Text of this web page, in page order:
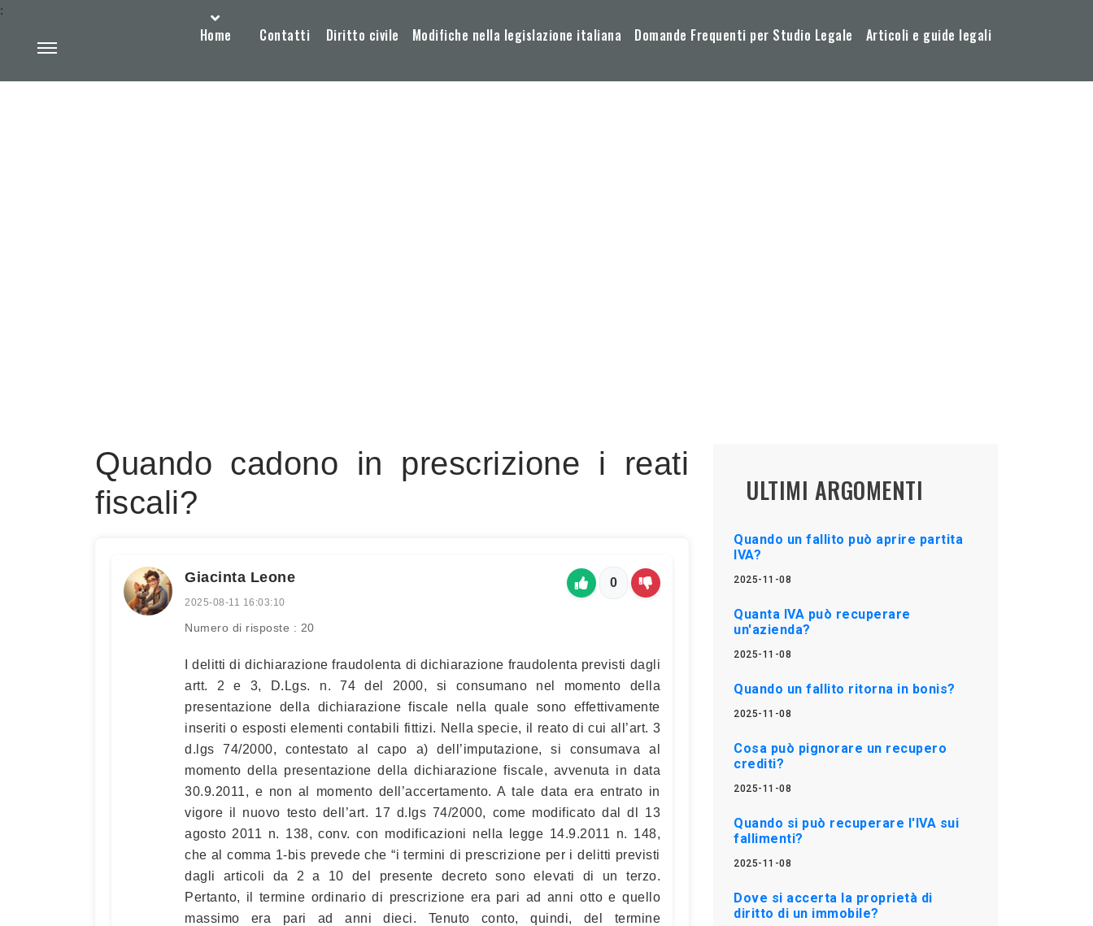
Home Contatti Diritto civile Modifiche nella legislazione italiana Domande Frequenti per Studio Legale Articoli e guide legali
:
Quando cadono in prescrizione i reati
fiscali?
Giacinta Leone
2025-08-11 16:03:10
Numero di risposte : 20
0
I delitti di dichiarazione fraudolenta di dichiarazione fraudolenta previsti dagli
artt. 2 e 3, D.Lgs. n. 74 del 2000, si consumano nel momento della
presentazione della dichiarazione fiscale nella quale sono effettivamente
inseriti o esposti elementi contabili fittizi. Nella specie, il reato di cui all’art. 3
d.lgs 74/2000, contestato al capo a) dell’imputazione, si consumava al
momento della presentazione della dichiarazione fiscale, avvenuta in data
30.9.2011, e non al momento dell’accertamento. A tale data era entrato in
vigore il nuovo testo dell’art. 17 d.lgs 74/2000, come modificato dal dl 13
agosto 2011 n. 138, conv. con modificazioni nella legge 14.9.2011 n. 148,
che al comma 1-bis prevede che “i termini di prescrizione per i delitti previsti
dagli articoli da 2 a 10 del presente decreto sono elevati di un terzo.
Pertanto, il termine ordinario di prescrizione era pari ad anni otto e quello
massimo era pari ad anni dieci. Tenuto conto, quindi, del termine
ULTIMI ARGOMENTI
Quando un fallito può aprire partita
IVA?
2025-11-08
Quanta IVA può recuperare
un'azienda?
2025-11-08
Quando un fallito ritorna in bonis?
2025-11-08
Cosa può pignorare un recupero
crediti?
2025-11-08
Quando si può recuperare l'IVA sui
fallimenti?
2025-11-08
Dove si accerta la proprietà di
diritto di un immobile?